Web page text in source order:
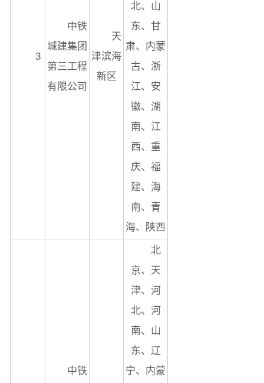
3
中铁
城建集团
第三工程
有限公司
天
津滨海
新区
北、山
东、甘
肃、内蒙
古、浙
江、安
徽、湖
南、江
西、重
庆、福
建、海
南、青
海、陕西
中铁
北
京、天
津、河
北、河
南、山
东、辽
宁、内蒙